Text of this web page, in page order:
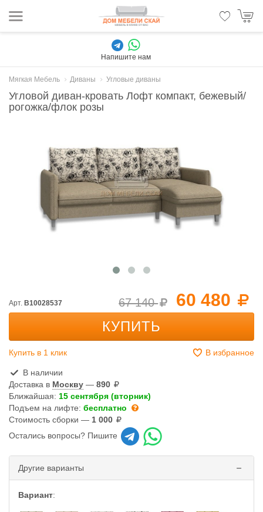
Напишите нам
Мягкая Мебель Диваны Угловые диваны
Угловой диван-кровать Лофт компакт, бежевый/
рогожка/флок розы
60 480
67 140
Арт. B10028537
КУПИТЬ
Купить в 1 клик В избранное
В наличии
Доставка в Москву — 890
Ближайшая: 15 сентября (вторник)
Подъем на лифте: бесплатно
Стоимость сборки — 1 000
Остались вопросы? Пишите
Другие варианты
Вариант: